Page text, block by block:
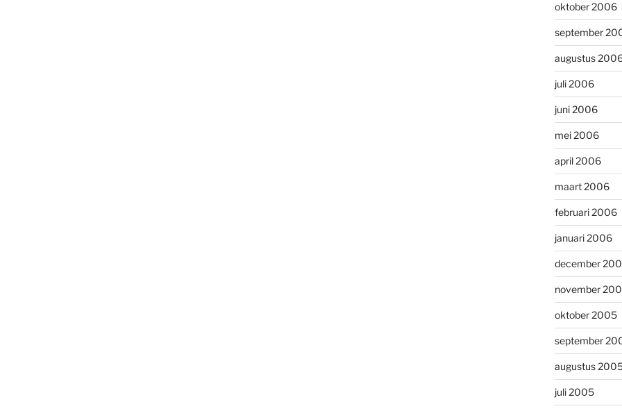
oktober 2006
september
augustus
juli 2006
juni 2006
mei 2006
april 2006
maart 2006
februari 2006
januari 2006
december
november
oktober 2005
september
augustus
juli 2005